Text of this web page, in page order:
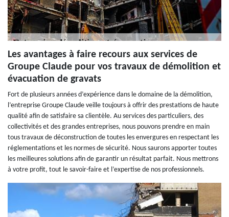
Les avantages à faire recours aux services de
Groupe Claude pour vos travaux de démolition et
évacuation de gravats
Fort de plusieurs années d’expérience dans le domaine de la démolition,
l’entreprise Groupe Claude veille toujours à offrir des prestations de haute
qualité afin de satisfaire sa clientèle. Au services des particuliers, des
collectivités et des grandes entreprises, nous pouvons prendre en main
tous travaux de déconstruction de toutes les envergures en respectant les
réglementations et les normes de sécurité. Nous saurons apporter toutes
les meilleures solutions afin de garantir un résultat parfait. Nous mettrons
à votre profit, tout le savoir-faire et l’expertise de nos professionnels.